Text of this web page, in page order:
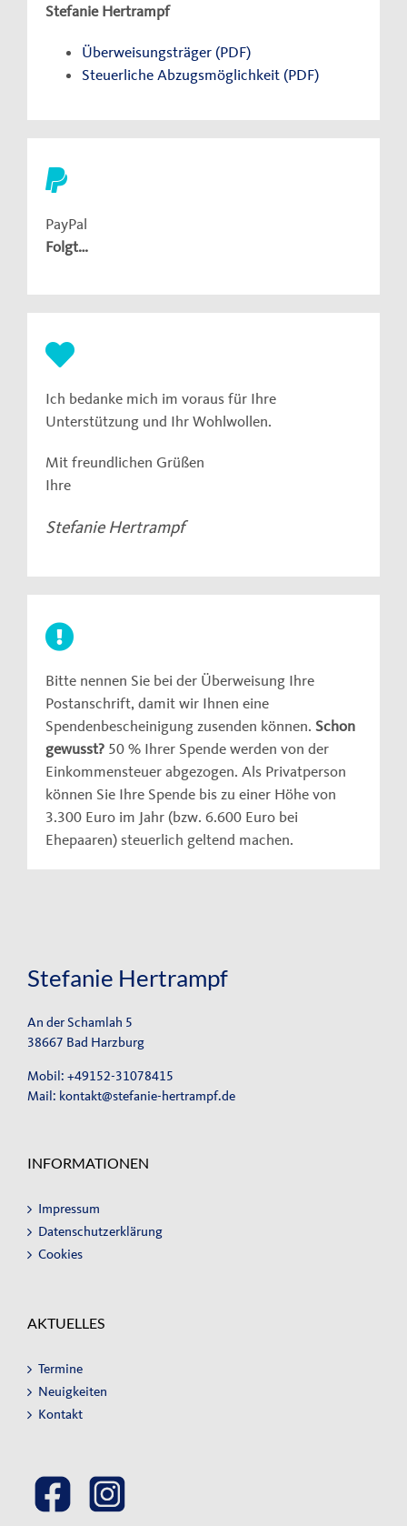
Stefanie Hertrampf
Überweisungsträger (PDF)
Steuerliche Abzugsmöglichkeit (PDF)
PayPal
Folgt…
Ich bedanke mich im voraus für Ihre
Unterstützung und Ihr Wohlwollen.
Mit freundlichen Grüßen
Ihre
Stefanie Hertrampf
Bitte nennen Sie bei der Überweisung Ihre
Postanschrift, damit wir Ihnen eine
Spendenbescheinigung zusenden können. Schon
gewusst?50 % Ihrer Spende werden von der
Einkommensteuer abgezogen. Als Privatperson
können Sie Ihre Spende bis zu einer Höhe von
3.300 Euro im Jahr (bzw. 6.600 Euro bei
Ehepaaren) steuerlich geltend machen.
Stefanie Hertrampf
An der Schamlah 5
38667 Bad Harzburg
Mobil: +49152-31078415
Mail: kontakt@stefanie-hertrampf.de
INFORMATIONEN
Impressum
Datenschutzerklärung
Cookies
AKTUELLES
Termine
Neuigkeiten
Kontakt